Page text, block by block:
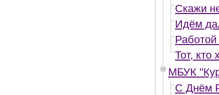
Скажи
Идём
Тот,
МБУК
С Днём